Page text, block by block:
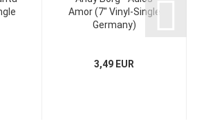
Amor (7" Vinyl-Single
Germany)
3,49 EUR